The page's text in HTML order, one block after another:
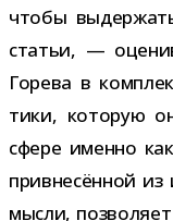
чтобы
ста­тьи, —
Горева в
тики, кото­рую
сфере именно
при­вне­сён­ной из
мысли,